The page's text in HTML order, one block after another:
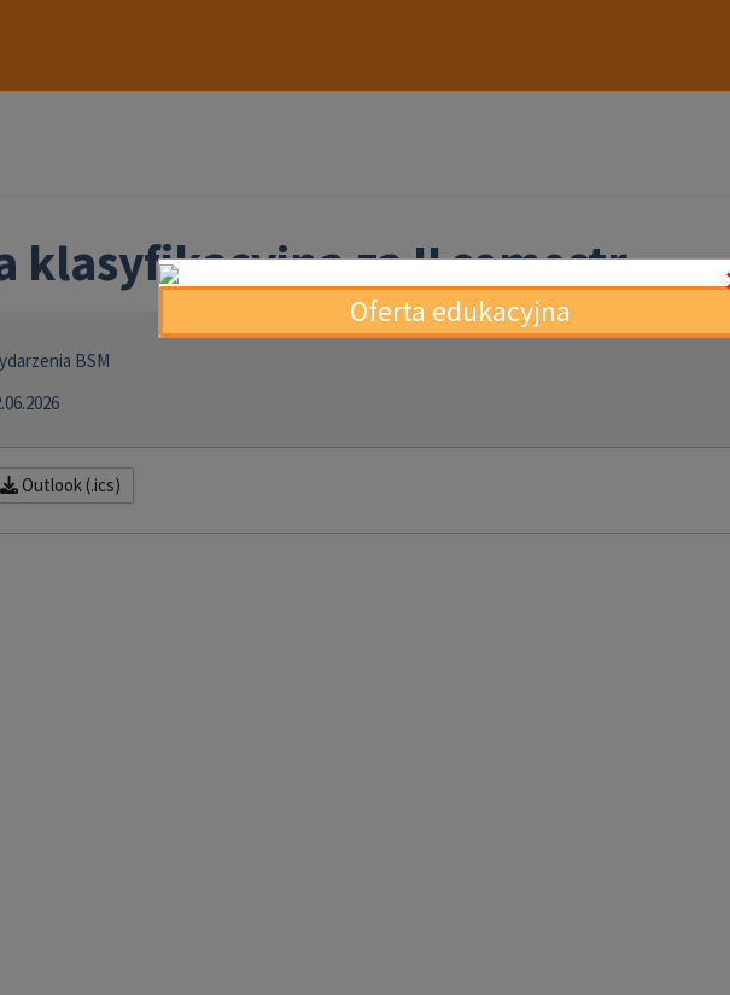
klasyfikacyjna za II semestr
BSM
Outlook (.ics)
Oferta edukacyjna